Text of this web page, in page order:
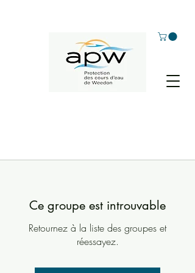
Ce groupe est introuvable
Retournez à la liste des groupes et
réessayez.